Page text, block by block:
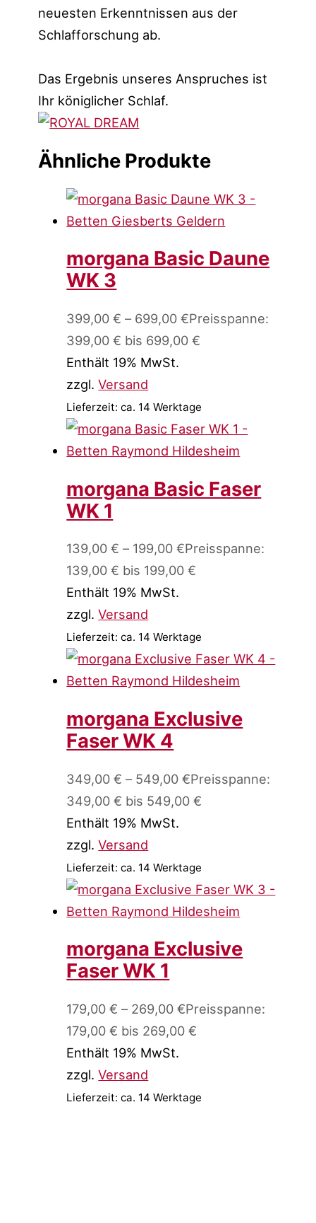
neuesten Erkenntnissen aus der
Schlafforschung ab.
Das Ergebnis unseres Anspruches ist
Ihr königlicher Schlaf.
Ähnliche Produkte
morgana Basic Daune
WK 3
399,00€ – 699,00€Preisspanne:
399,00 € bis 699,00 €
Enthält 19% MwSt.
zzgl.Versand
Lieferzeit: ca. 14 Werktage
morgana Basic Faser
WK 1
139,00€ – 199,00€Preisspanne:
139,00 € bis 199,00 €
Enthält 19% MwSt.
zzgl.Versand
Lieferzeit: ca. 14 Werktage
morgana Exclusive
Faser WK 4
349,00€ – 549,00€Preisspanne:
349,00 € bis 549,00 €
Enthält 19% MwSt.
zzgl.Versand
Lieferzeit: ca. 14 Werktage
morgana Exclusive
Faser WK 1
179,00€ – 269,00€Preisspanne:
179,00 € bis 269,00 €
Enthält 19% MwSt.
zzgl.Versand
Lieferzeit: ca. 14 Werktage